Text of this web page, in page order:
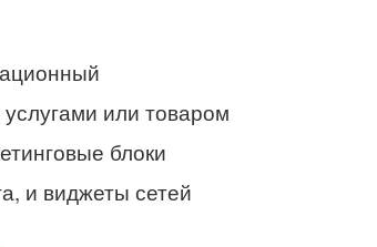
или товаром
блоки
и виджеты сетей